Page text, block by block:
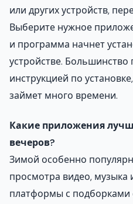
или других устройств,
Выберите нужное
и программа начнет
устройстве. Большинство
инструкцией по
займет много времени.
Какие приложения
вечеров?
Зимой особенно
просмотра видео,
платформы с подборками